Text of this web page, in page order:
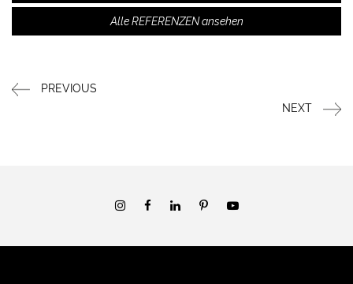
Alle REFERENZEN ansehen
PREVIOUS
NEXT